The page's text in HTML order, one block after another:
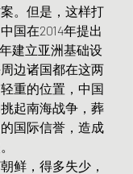
。但是，这样打
国在2014年提出
建立亚洲基础设
边诸国都在这两
重的位置，中国
起南海战争，葬
国际信誉，造成
鲜，得多失少，